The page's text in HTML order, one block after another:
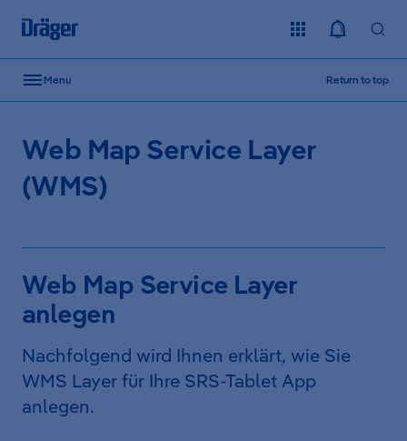
Skip to content
Menu Return to top
Web Map Service Layer
(WMS)
Web Map Service Layer
anlegen
Nachfolgend wird Ihnen erklärt, wie Sie
WMS Layer für Ihre SRS-Tablet App
anlegen.